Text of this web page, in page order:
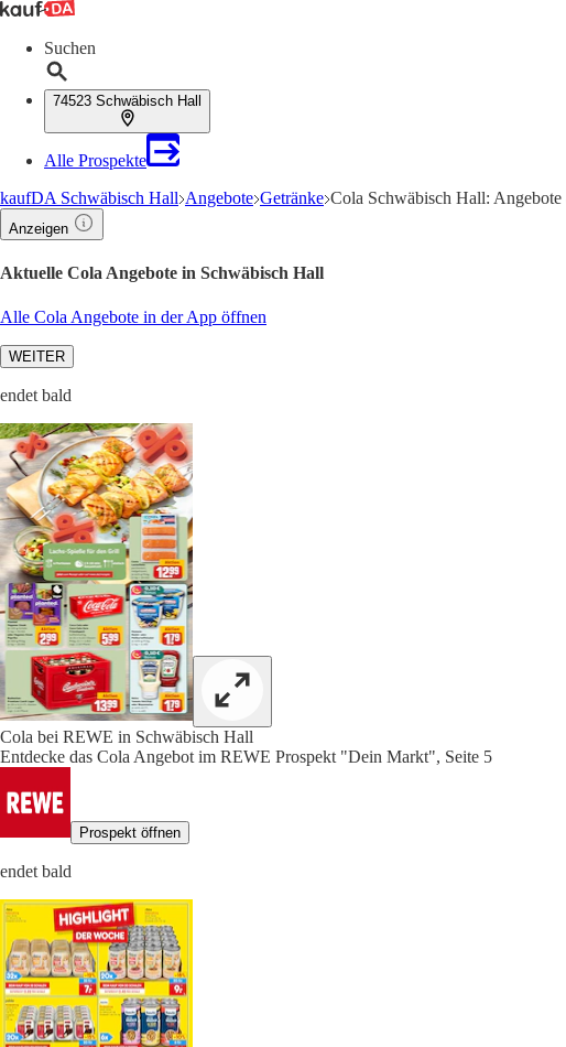
Suchen
74523 Schwäbisch Hall
Alle Prospekte
kaufDA Schwäbisch Hall Angebote Getränke Cola Schwäbisch Hall: Angebote
Anzeigen
Aktuelle Cola Angebote in Schwäbisch Hall
Alle Cola Angebote in der App öffnen
WEITER
endet bald
Cola bei REWE in Schwäbisch Hall
Entdecke das Cola Angebot im REWE Prospekt "Dein Markt", Seite 5
Prospekt öffnen
endet bald